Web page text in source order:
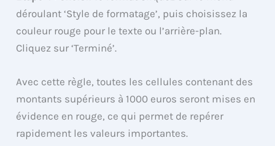
déroulant ‘Style de formatage’, puis choisissez la
couleur rouge pour le texte ou l’arrière-plan.
Cliquez sur ‘Terminé’.
Avec cette règle, toutes les cellules contenant des
montants supérieurs à 1000 euros seront mises en
évidence en rouge, ce qui permet de repérer
rapidement les valeurs importantes.